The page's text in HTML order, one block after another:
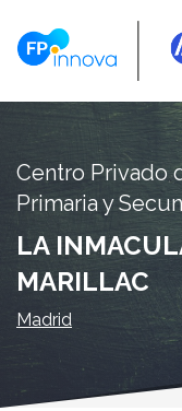
Centro Privado
Primaria y
LA
MARILLAC
Madrid